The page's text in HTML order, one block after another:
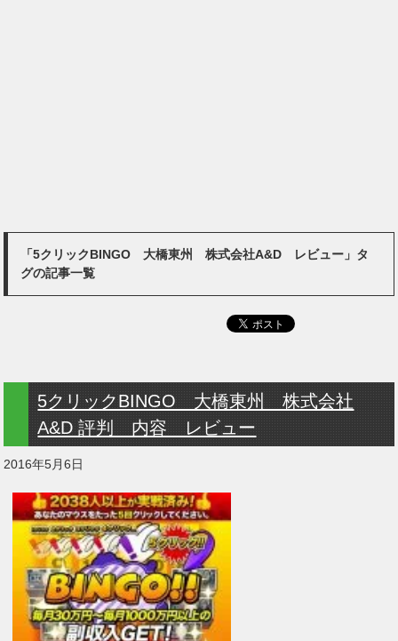
「5クリックBINGO 大橋東州 株式会社A&D レビュー」タ
グの記事一覧
5クリックBINGO 大橋東州 株式会社
A&D 評判 内容 レビュー
2016年5月6日